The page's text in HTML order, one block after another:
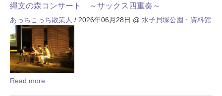
縄文の森コンサート ～サックス四重奏～
あっちこっち散策人 / 2026年06月28日 @ 水子貝塚公園・資料館
Read more